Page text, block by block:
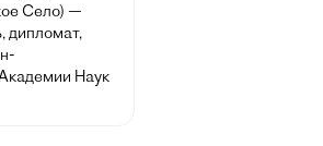
Село) —
дипломат,
Наук